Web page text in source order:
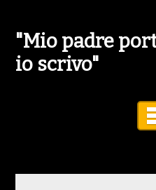
"Mio padre
io scrivo"